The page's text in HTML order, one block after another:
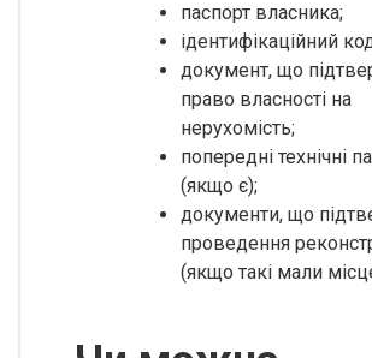
паспорт власника;
ідентифікаційний
документ, що
право власності на
нерухомість;
попередні технічні
(якщо є);
документи, що
проведення
(якщо такі мали